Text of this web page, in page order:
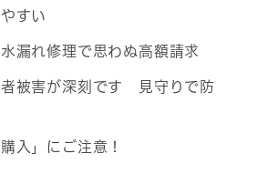
すい
漏れ修理で思わぬ高額請求
者被害が深刻です 見守りで防
入」にご注意！